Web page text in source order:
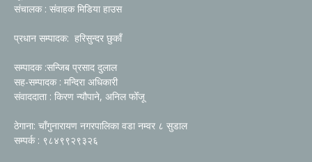
संचालक : संवाहक मिडिया हाउस
प्रधान सम्पादक: हरिसुन्दर छुकाँ
सम्पादक :सन्जिब प्रसाद दुलाल
सह-सम्पादक : मन्दिरा अधिकारी
संवाददाता : किरण न्यौपाने, अनिल फोँजू
ठेगाना: चाँगुनारायण नगरपालिका वडा नम्वर ८ सुडाल
सम्पर्क : ९८४९९२९३२६